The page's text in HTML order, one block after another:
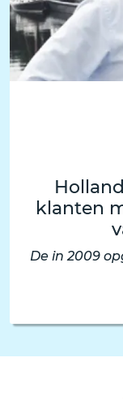
klanten
De in 2009